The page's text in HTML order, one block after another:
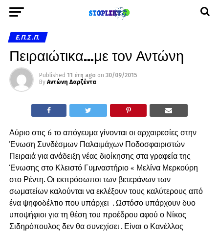
Ε.Π.Σ.Π.
Πειραιώτικα…με τον Αντώνη
Published 11 έτη ago on 30/09/2015
By Αντώνη Δαρζέντα
Αύριο στις 6 το απόγευμα γίνονται οι αρχαιρεσίες στην
Ένωση Συνδέσμων Παλαιμάχων Ποδοσφαιριστών
Πειραιά για ανάδειξη νέας διοίκησης στα γραφεία της
Ένωσης στο Κλειστό Γυμναστήριο « Μελίνα Μερκούρη
στο Ρέντη. Οι εκπρόσωποι των βετεράνων των
σωματείων καλούνται να εκλέξουν τους καλύτερους από
ένα ψηφοδέλτιο που υπάρχει . Ωστόσο υπάρχουν δυο
υποψήφιοι για τη θέση του προέδρου αφού ο Νίκος
Σιδηρόπουλος δεν θα συνεχίσει . Είναι ο Κανέλλος